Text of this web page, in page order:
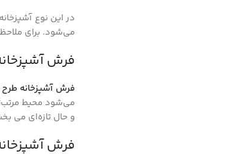
در این نوع
می‌شود. برای
فرش
فرش آشپزخانه
می‌شود محیط
و حال تازه‌ای می‌
فرش